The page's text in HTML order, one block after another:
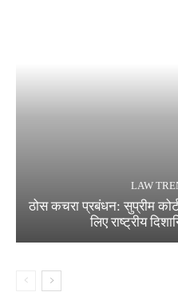
LAW
ठोस कचरा प्रबंधन: सुप्रीम
लिए राष्ट्रीय